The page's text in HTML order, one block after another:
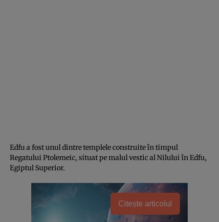
Edfu a fost unul dintre templele construite în timpul
Regatului Ptolemeic, situat pe malul vestic al Nilului în Edfu,
Egiptul Superior.
Citește articolul